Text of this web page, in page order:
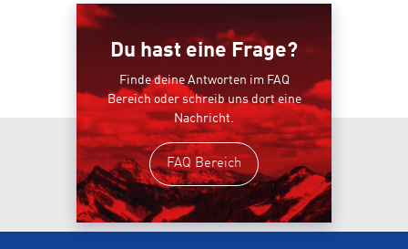
Du hast eine Frage?
Finde deine Antworten im FAQ
Bereich oder schreib uns dort eine
Nachricht.
FAQ Bereich